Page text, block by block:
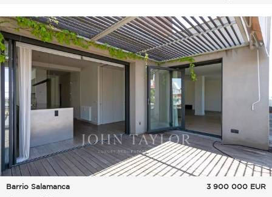
Barrio Salamanca
3 900 000 EUR